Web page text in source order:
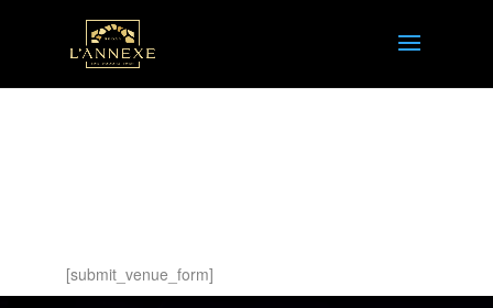
[submit_venue_form]